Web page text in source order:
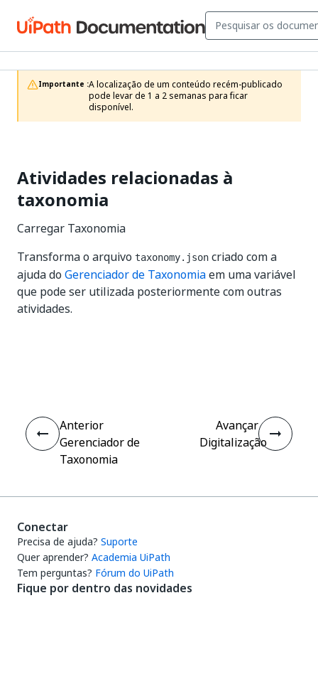
Importante :A localização de um conteúdo recém-publicado
pode levar de 1 a 2 semanas para ficar
disponível.
Atividades relacionadas à
taxonomia
Carregar Taxonomia
Transforma o arquivo taxonomy.json criado com a
ajuda do Gerenciador de Taxonomiaem uma variável
que pode ser utilizada posteriormente com outras
atividades.
Anterior
Gerenciador de
Taxonomia
Avançar
Digitalização
Conectar
Precisa de ajuda? Suporte
Quer aprender? Academia UiPath
Tem perguntas? Fórum do UiPath
Fique por dentro das novidades